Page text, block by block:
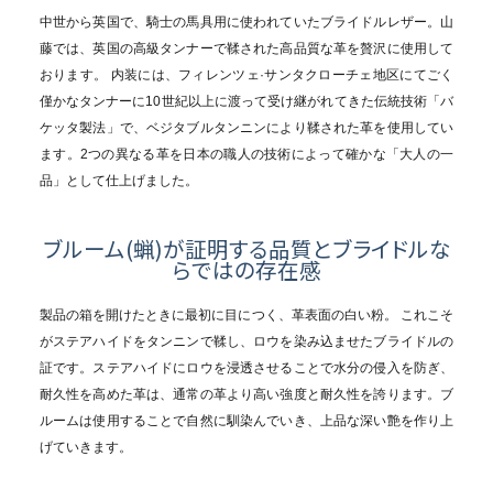
ガイドライン
実店舗へのアクセス
中世から英国で、騎士の馬具用に使われていたブライドルレザー。 山
藤では、英国の高級タンナーで鞣された高品質な革を贅沢に使用して
おります。
内装には、フィレンツェ·サンタクローチェ地区にてごく
僅かなタンナーに10世紀以上に渡って受け継がれてきた伝統技術「バ
ケッタ製法」で、ベジタブルタンニンにより鞣された革を使用してい
ます。 2つの異なる革を日本の職人の技術によって確かな「大人の一
品」として仕上げました。
ブルーム(蝋)が証明する品質とブライドルな
らではの存在感
製品の箱を開けたときに最初に目につく、革表面の白い粉。
これこそ
がステアハイドをタンニンで鞣し、ロウを染み込ませたブライドルの
証です。 ステアハイドにロウを浸透させることで水分の侵入を防ぎ、
耐久性を高めた革は、通常の革より高い強度と耐久性を誇ります。 ブ
ルームは使用することで自然に馴染んでいき、上品な深い艶を作り上
げていきます。